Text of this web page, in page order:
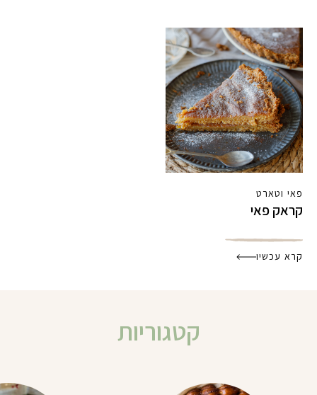
פאי וטארט
קראק פאי
קרא עכשיו
קטגוריות